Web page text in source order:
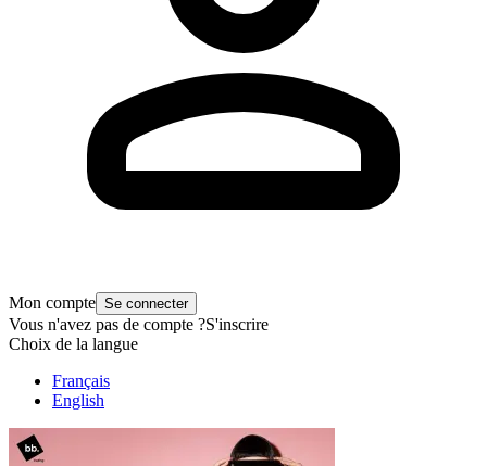
Mon compte Se connecter
Vous n'avez pas de compte ?S'inscrire
Choix de la langue
Français
English